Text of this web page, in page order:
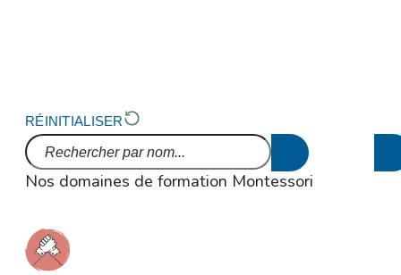
RÉINITIALISER
Nos domaines de formation Montessori